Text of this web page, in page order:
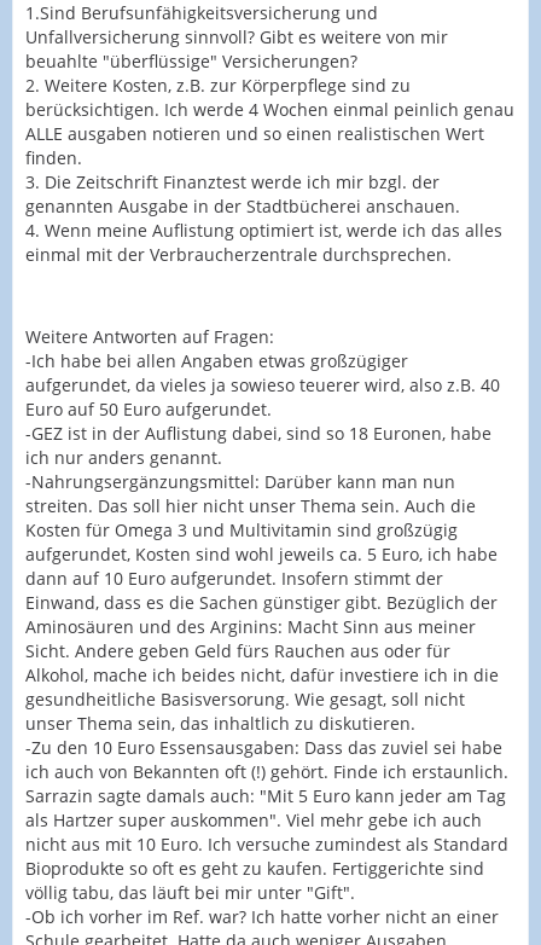
1.Sind Berufsunfähigkeitsversicherung und
Unfallversicherung sinnvoll? Gibt es weitere von mir
beuahlte "überflüssige" Versicherungen?
2. Weitere Kosten, z.B. zur Körperpflege sind zu
berücksichtigen. Ich werde 4 Wochen einmal peinlich genau
ALLE ausgaben notieren und so einen realistischen Wert
finden.
3. Die Zeitschrift Finanztest werde ich mir bzgl. der
genannten Ausgabe in der Stadtbücherei anschauen.
4. Wenn meine Auflistung optimiert ist, werde ich das alles
einmal mit der Verbraucherzentrale durchsprechen.
Weitere Antworten auf Fragen:
-Ich habe bei allen Angaben etwas großzügiger
aufgerundet, da vieles ja sowieso teuerer wird, also z.B. 40
Euro auf 50 Euro aufgerundet.
-GEZ ist in der Auflistung dabei, sind so 18 Euronen, habe
ich nur anders genannt.
-Nahrungsergänzungsmittel: Darüber kann man nun
streiten. Das soll hier nicht unser Thema sein. Auch die
Kosten für Omega 3 und Multivitamin sind großzügig
aufgerundet, Kosten sind wohl jeweils ca. 5 Euro, ich habe
dann auf 10 Euro aufgerundet. Insofern stimmt der
Einwand, dass es die Sachen günstiger gibt. Bezüglich der
Aminosäuren und des Arginins: Macht Sinn aus meiner
Sicht. Andere geben Geld fürs Rauchen aus oder für
Alkohol, mache ich beides nicht, dafür investiere ich in die
gesundheitliche Basisversorung. Wie gesagt, soll nicht
unser Thema sein, das inhaltlich zu diskutieren.
-Zu den 10 Euro Essensausgaben: Dass das zuviel sei habe
ich auch von Bekannten oft (!) gehört. Finde ich erstaunlich.
Sarrazin sagte damals auch: "Mit 5 Euro kann jeder am Tag
als Hartzer super auskommen". Viel mehr gebe ich auch
nicht aus mit 10 Euro. Ich versuche zumindest als Standard
Bioprodukte so oft es geht zu kaufen. Fertiggerichte sind
völlig tabu, das läuft bei mir unter "Gift".
-Ob ich vorher im Ref. war? Ich hatte vorher nicht an einer